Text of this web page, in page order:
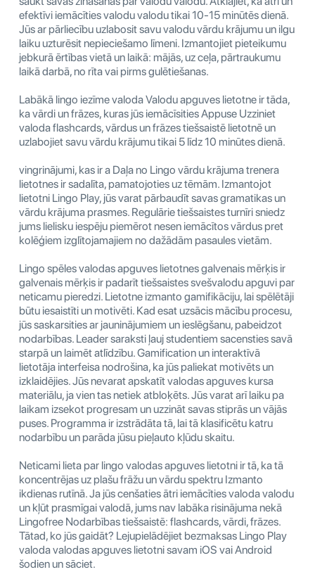
efektīvi iemācīties valodu valodu tikai 10-15 minūtēs dienā.
Jūs ar pārliecību uzlabosit savu valodu vārdu krājumu un ilgu
laiku uzturēsit nepieciešamo līmeni. Izmantojiet pieteikumu
jebkurā ērtības vietā un laikā: mājās, uz ceļa, pārtraukumu
laikā darbā, no rīta vai pirms gulētiešanas.
Labākā lingo iezīme valoda Valodu apguves lietotne ir tāda,
ka vārdi un frāzes, kuras jūs iemācīsities Appuse Uzziniet
valoda flashcards, vārdus un frāzes tiešsaistē lietotnē un
uzlabojiet savu vārdu krājumu tikai 5 līdz 10 minūtes dienā.
vingrinājumi, kas ir a Daļa no Lingo vārdu krājuma trenera
lietotnes ir sadalīta, pamatojoties uz tēmām. Izmantojot
lietotni Lingo Play, jūs varat pārbaudīt savas gramatikas un
vārdu krājuma prasmes. Regulārie tiešsaistes turnīri sniedz
jums lielisku iespēju piemērot nesen iemācītos vārdus pret
kolēģiem izglītojamajiem no dažādām pasaules vietām.
Lingo spēles valodas apguves lietotnes galvenais mērķis ir
galvenais mērķis ir padarīt tiešsaistes svešvalodu apguvi par
neticamu pieredzi. Lietotne izmanto gamifikāciju, lai spēlētāji
būtu iesaistīti un motivēti. Kad esat uzsācis mācību procesu,
jūs saskarsities ar jauninājumiem un ieslēgšanu, pabeidzot
nodarbības. Leader saraksti ļauj studentiem sacensties savā
starpā un laimēt atlīdzību. Gamification un interaktīvā
lietotāja interfeisa nodrošina, ka jūs paliekat motivēts un
izklaidējies. Jūs nevarat apskatīt valodas apguves kursa
materiālu, ja vien tas netiek atbloķēts. Jūs varat arī laiku pa
laikam izsekot progresam un uzzināt savas stiprās un vājās
puses. Programma ir izstrādāta tā, lai tā klasificētu katru
nodarbību un parāda jūsu pieļauto kļūdu skaitu.
Neticami lieta par lingo valodas apguves lietotni ir tā, ka tā
koncentrējas uz plašu frāžu un vārdu spektru Izmanto
ikdienas rutīnā. Ja jūs cenšaties ātri iemācīties valoda valodu
un kļūt prasmīgai valodā, jums nav labāka risinājuma nekā
Lingofree Nodarbības tiešsaistē: flashcards, vārdi, frāzes.
Tātad, ko jūs gaidāt? Lejupielādējiet bezmaksas Lingo Play
valoda valodas apguves lietotni savam iOS vai Android
šodien un sāciet.